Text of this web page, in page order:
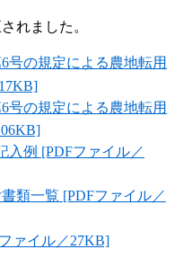
れました。
号の規定による農地転用
号の規定による農地転用
入例 [PDFファイル／
類一覧 [PDFファイル／
ァイル／27KB]